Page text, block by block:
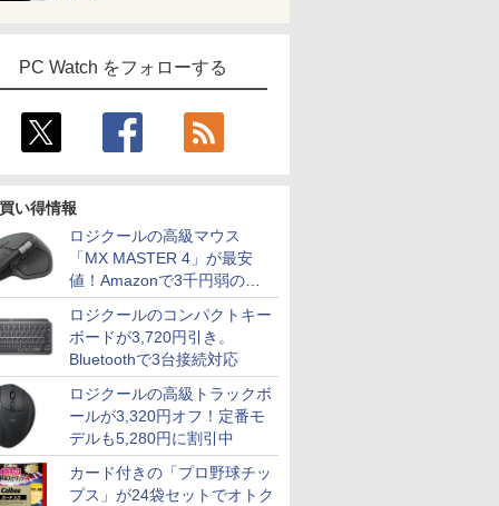
PC Watch をフォローする
い得情報
ロジクールの高級マウス
「MX MASTER 4」が最安
値！Amazonで3千円弱の割
引
ロジクールのコンパクトキー
ボードが3,720円引き。
Bluetoothで3台接続対応
ロジクールの高級トラックボ
ールが3,320円オフ！定番モ
デルも5,280円に割引中
カード付きの「プロ野球チッ
プス」が24袋セットでオトク